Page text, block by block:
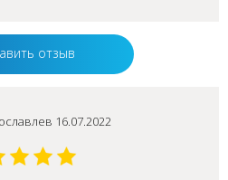
16.07.2022
отзыв